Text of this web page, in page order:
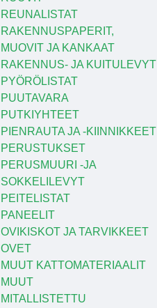
REUNALISTAT
RAKENNUSPAPERIT,
MUOVIT JA KANKAAT
RAKENNUS- JA KUITULEVYT
PYÖRÖLISTAT
PUUTAVARA
PUTKIYHTEET
PIENRAUTA JA -KIINNIKKEET
PERUSTUKSET
PERUSMUURI -JA
SOKKELILEVYT
PEITELISTAT
PANEELIT
OVIKISKOT JA TARVIKKEET
OVET
MUUT KATTOMATERIAALIT
MUUT
MITALLISTETTU